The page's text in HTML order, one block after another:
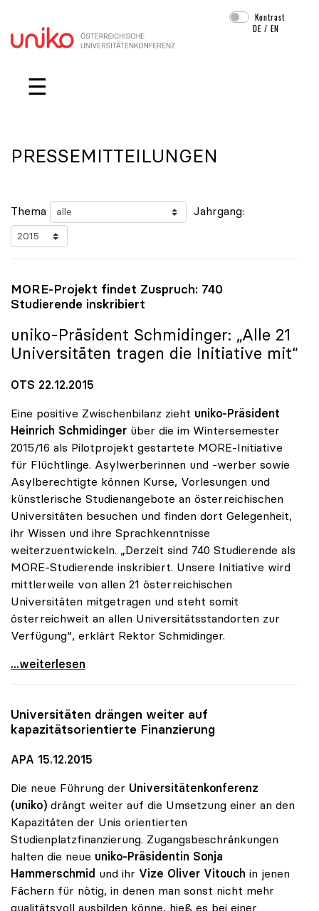
Navigation überspringen
Kontrast
DE /EN
☰
PRESSEMITTEILUNGEN
Thema Jahrgang:
MORE-Projekt findet Zuspruch: 740
Studierende inskribiert
uniko-Präsident Schmidinger: „Alle 21
Universitäten tragen die Initiative mit“
OTS 22.12.2015
Eine positive Zwischenbilanz zieht uniko-Präsident
Heinrich Schmidinger über die im Wintersemester
2015/16 als Pilotprojekt gestartete MORE-Initiative
für Flüchtlinge. Asylwerberinnen und -werber sowie
Asylberechtigte können Kurse, Vorlesungen und
künstlerische Studienangebote an österreichischen
Universitäten besuchen und finden dort Gelegenheit,
ihr Wissen und ihre Sprachkenntnisse
weiterzuentwickeln. „Derzeit sind 740 Studierende als
MORE-Studierende inskribiert. Unsere Initiative wird
mittlerweile von allen 21 österreichischen
Universitäten mitgetragen und steht somit
österreichweit an allen Universitätsstandorten zur
Verfügung“, erklärt Rektor Schmidinger.
MORE-Projekt findet Zuspruch: 740 Studierende
...weiterlesen
Universitäten drängen weiter auf
kapazitätsorientierte Finanzierung
APA 15.12.2015
Die neue Führung der Universitätenkonferenz
(uniko) drängt weiter auf die Umsetzung einer an den
Kapazitäten der Unis orientierten
Studienplatzfinanzierung. Zugangsbeschränkungen
halten die neue uniko-Präsidentin Sonja
Hammerschmid und ihr Vize Oliver Vitouch in jenen
Fächern für nötig, in denen man sonst nicht mehr
qualitätsvoll ausbilden könne, hieß es bei einer